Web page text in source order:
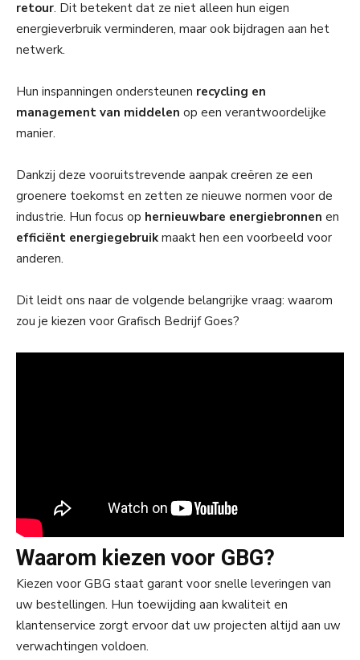
retour. Dit betekent dat ze niet alleen hun eigen
energieverbruik verminderen, maar ook bijdragen aan het
netwerk.
Hun inspanningen ondersteunen recycling en
management van middelen op een verantwoordelijke
manier.
Dankzij deze vooruitstrevende aanpak creëren ze een
groenere toekomst en zetten ze nieuwe normen voor de
industrie. Hun focus op hernieuwbare energiebronnen en
efficiënt energiegebruik maakt hen een voorbeeld voor
anderen.
Dit leidt ons naar de volgende belangrijke vraag: waarom
zou je kiezen voor Grafisch Bedrijf Goes?
Waarom kiezen voor GBG?
Kiezen voor GBG staat garant voor snelle leveringen van
uw bestellingen. Hun toewijding aan kwaliteit en
klantenservice zorgt ervoor dat uw projecten altijd aan uw
verwachtingen voldoen.